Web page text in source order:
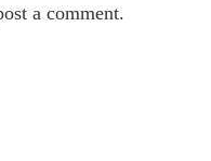
a comment.